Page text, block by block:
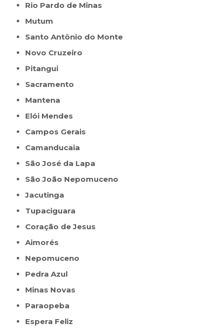
Rio Pardo de Minas
Mutum
Santo Antônio do Monte
Novo Cruzeiro
Pitangui
Sacramento
Mantena
Elói Mendes
Campos Gerais
Camanducaia
São José da Lapa
São João Nepomuceno
Jacutinga
Tupaciguara
Coração de Jesus
Aimorés
Nepomuceno
Pedra Azul
Minas Novas
Paraopeba
Espera Feliz